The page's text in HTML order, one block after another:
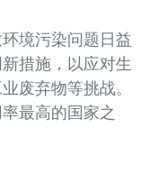
境污染问题日益
措施，以应对生
废弃物等挑战。
最高的国家之